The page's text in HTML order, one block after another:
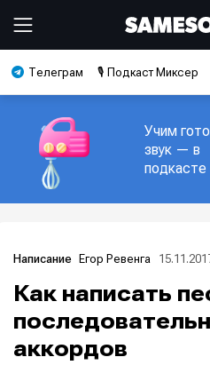
Телеграм 🎙️ Подкаст Миксер
Учим
звук — в
подкасте
Написание Егор Ревенга
Как написать
аккордов